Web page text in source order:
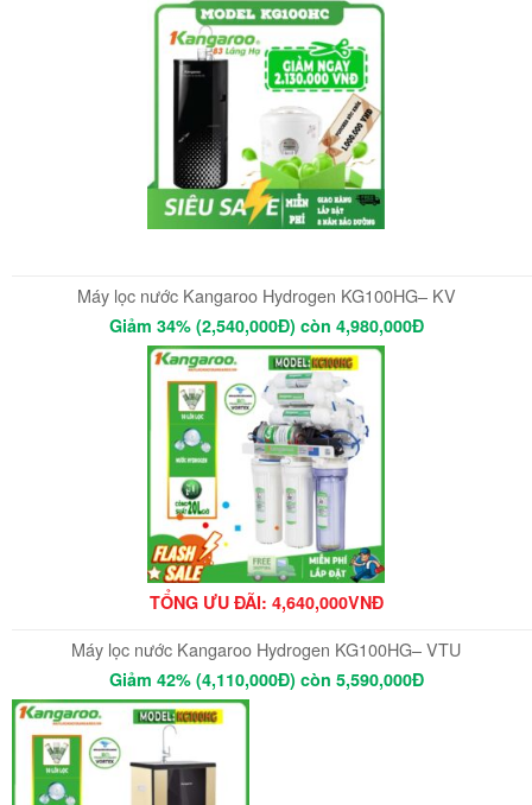
Máy lọc nước Kangaroo Hydrogen KG100HG– KV
Giảm 34% (2,540,000Đ) còn 4,980,000Đ
TỔNG ƯU ĐÃI: 4,640,000VNĐ
Máy lọc nước Kangaroo Hydrogen KG100HG– VTU
Giảm 42% (4,110,000Đ) còn 5,590,000Đ